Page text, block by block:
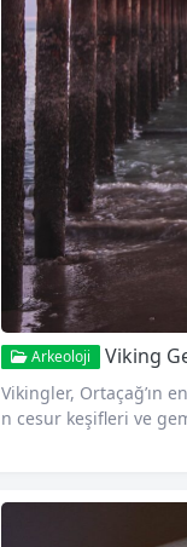
Arkeoloji Viking
Vikingler, Ortaçağ’ın
n cesur keşifleri ve
ir etki yaratmıştır.
oğu İskandinav